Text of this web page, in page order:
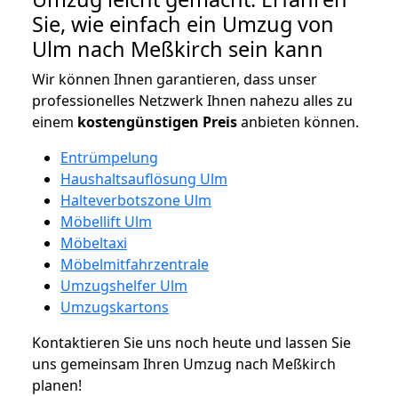
Sie, wie einfach ein Umzug von
Ulm nach Meßkirch sein kann
Wir können Ihnen garantieren, dass unser
professionelles Netzwerk Ihnen nahezu alles zu
einem kostengünstigen Preisanbieten können.
Entrümpelung
Haushaltsauflösung Ulm
Halteverbotszone Ulm
Möbellift Ulm
Möbeltaxi
Möbelmitfahrzentrale
Umzugshelfer Ulm
Umzugskartons
Kontaktieren Sie uns noch heute und lassen Sie
uns gemeinsam Ihren Umzug nach Meßkirch
planen!